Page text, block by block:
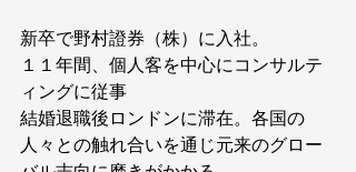
新卒で野村證券（株）に入社。
１１年間、個人客を中心にコンサルテ
ィングに従事
結婚退職後ロンドンに滞在。各国の
人々との触れ合いを通じ元来のグロー